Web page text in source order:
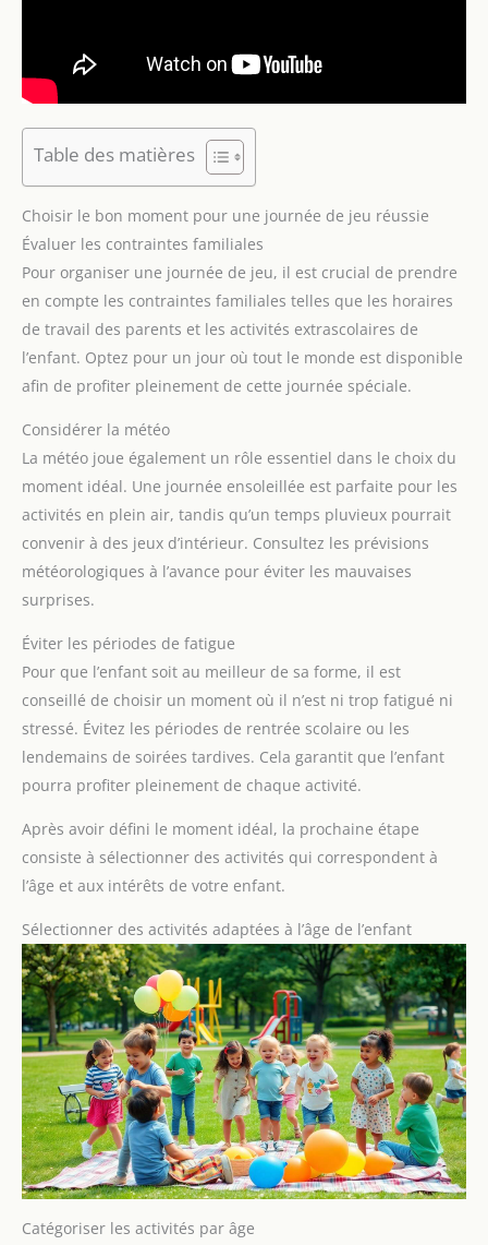
Table des matières
Choisir le bon moment pour une journée de jeu réussie
Évaluer les contraintes familiales
Pour organiser une journée de jeu, il est crucial de prendre
en compte les contraintes familiales telles que les horaires
de travail des parents et les activités extrascolaires de
l’enfant. Optez pour un jour où tout le monde est disponible
afin de profiter pleinement de cette journée spéciale.
Considérer la météo
La météo joue également un rôle essentiel dans le choix du
moment idéal. Une journée ensoleillée est parfaite pour les
activités en plein air, tandis qu’un temps pluvieux pourrait
convenir à des jeux d’intérieur. Consultez les prévisions
météorologiques à l’avance pour éviter les mauvaises
surprises.
Éviter les périodes de fatigue
Pour que l’enfant soit au meilleur de sa forme, il est
conseillé de choisir un moment où il n’est ni trop fatigué ni
stressé. Évitez les périodes de rentrée scolaire ou les
lendemains de soirées tardives. Cela garantit que l’enfant
pourra profiter pleinement de chaque activité.
Après avoir défini le moment idéal, la prochaine étape
consiste à sélectionner des activités qui correspondent à
l’âge et aux intérêts de votre enfant.
Sélectionner des activités adaptées à l’âge de l’enfant
Catégoriser les activités par âge